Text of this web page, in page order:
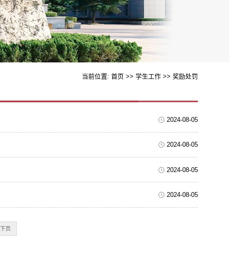
当前位置: 首页 >> 学生工作 >> 奖励处罚
2024-08-05
2024-08-05
2024-08-05
2024-08-05
下页